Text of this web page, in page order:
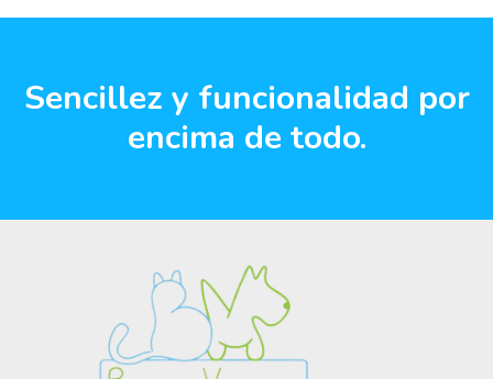
Sencillez y funcionalidad por
encima de todo.